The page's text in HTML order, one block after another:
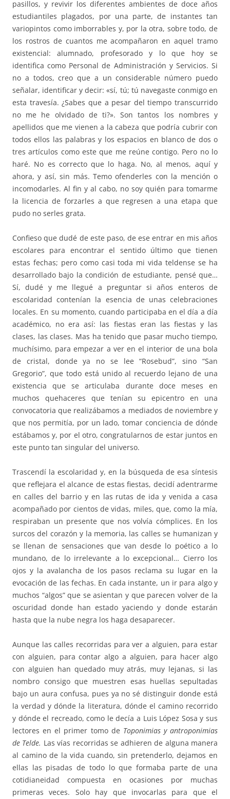
pasillos, y revivir los diferentes ambientes de doce años
estudiantiles plagados, por una parte, de instantes tan
variopintos como imborrables y, por la otra, sobre todo, de
los rostros de cuantos me acompañaron en aquel tramo
existencial: alumnado, profesorado y lo que hoy se
identifica como Personal de Administración y Servicios. Si
no a todos, creo que a un considerable número puedo
señalar, identificar y decir: «sí, tú; tú navegaste conmigo en
esta travesía. ¿Sabes que a pesar del tiempo transcurrido
no me he olvidado de ti?». Son tantos los nombres y
apellidos que me vienen a la cabeza que podría cubrir con
todos ellos las palabras y los espacios en blanco de dos o
tres artículos como este que me reúne contigo. Pero no lo
haré. No es correcto que lo haga. No, al menos, aquí y
ahora, y así, sin más. Temo ofenderles con la mención o
incomodarles. Al fin y al cabo, no soy quién para tomarme
la licencia de forzarles a que regresen a una etapa que
pudo no serles grata.
Confieso que dudé de este paso, de ese entrar en mis años
escolares para encontrar el sentido último que tienen
estas fechas; pero como casi toda mi vida teldense se ha
desarrollado bajo la condición de estudiante, pensé que…
Sí, dudé y me llegué a preguntar si años enteros de
escolaridad contenían la esencia de unas celebraciones
locales. En su momento, cuando participaba en el día a día
académico, no era así: las fiestas eran las fiestas y las
clases, las clases. Mas ha tenido que pasar mucho tiempo,
muchísimo, para empezar a ver en el interior de una bola
de cristal, donde ya no se lee “Rosebud”, sino “San
Gregorio”, que todo está unido al recuerdo lejano de una
existencia que se articulaba durante doce meses en
muchos quehaceres que tenían su epicentro en una
convocatoria que realizábamos a mediados de noviembre y
que nos permitía, por un lado, tomar conciencia de dónde
estábamos y, por el otro, congratularnos de estar juntos en
este punto tan singular del universo.
Trascendí la escolaridad y, en la búsqueda de esa síntesis
que reflejara el alcance de estas fiestas, decidí adentrarme
en calles del barrio y en las rutas de ida y venida a casa
acompañado por cientos de vidas, miles, que, como la mía,
respiraban un presente que nos volvía cómplices. En los
surcos del corazón y la memoria, las calles se humanizan y
se llenan de sensaciones que van desde lo poético a lo
mundano, de lo irrelevante a lo excepcional… Cierro los
ojos y la avalancha de los pasos reclama su lugar en la
evocación de las fechas. En cada instante, un ir para algo y
muchos “algos” que se asientan y que parecen volver de la
oscuridad donde han estado yaciendo y donde estarán
hasta que la nube negra los haga desaparecer.
Aunque las calles recorridas para ver a alguien, para estar
con alguien, para contar algo a alguien, para hacer algo
con alguien han quedado muy atrás, muy lejanas, si las
nombro consigo que muestren esas huellas sepultadas
bajo un aura confusa, pues ya no sé distinguir donde está
la verdad y dónde la literatura, dónde el camino recorrido
y dónde el recreado, como le decía a Luis López Sosa y sus
lectores en el primer tomo de Toponimias y antroponimias
de Telde. Las vías recorridas se adhieren de alguna manera
al camino de la vida cuando, sin pretenderlo, dejamos en
ellas las pisadas de todo lo que formaba parte de una
cotidianeidad compuesta en ocasiones por muchas
primeras veces. Solo hay que invocarlas para que el